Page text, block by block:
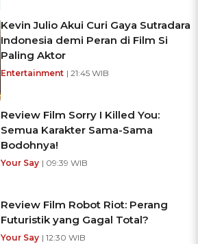
Kevin Julio Akui Curi Gaya Sutradara
Indonesia demi Peran di Film Si
Paling Aktor
Entertainment | 21:45 WIB
Review Film Sorry I Killed You:
Semua Karakter Sama-Sama
Bodohnya!
Your Say | 09:39 WIB
Review Film Robot Riot: Perang
Futuristik yang Gagal Total?
Your Say | 12:30 WIB